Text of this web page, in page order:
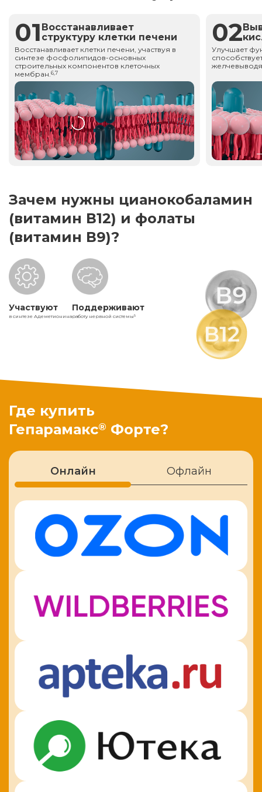
01 Восстанавливает
структуру клетки печени
Восстанавливает клетки печени, участвуя в
синтезе фосфолипидов-основных
строительных компонентов клеточных
мембран.6,7
02
Улучшает
Зачем нужны цианокобаламин
(витамин В12) и фолаты
(витамин В9)?
Участвуют
в синтезе Адеметионина
Поддерживают
работу нервной системы5
Где купить
Гепарамакс® Форте?
Онлайн Офлайн